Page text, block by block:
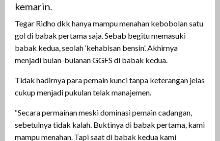
kemarin.
Tegar Ridho dkk hanya mampu menahan kebobolan satu
gol di babak pertama saja. Sebab begitu memasuki
babak kedua, seolah ‘kehabisan bensin’. Akhirnya
menjadi bulan-bulanan GGFS di babak kedua.
Tidak hadirnya para pemain kunci tanpa keterangan jelas
cukup menjadi pukulan telak manajemen.
“Secara permainan meski dominasi pemain cadangan,
sebetulnya tidak kalah. Buktinya di babak pertama, kami
mampu menahan. Tapi saat di babak kedua kami